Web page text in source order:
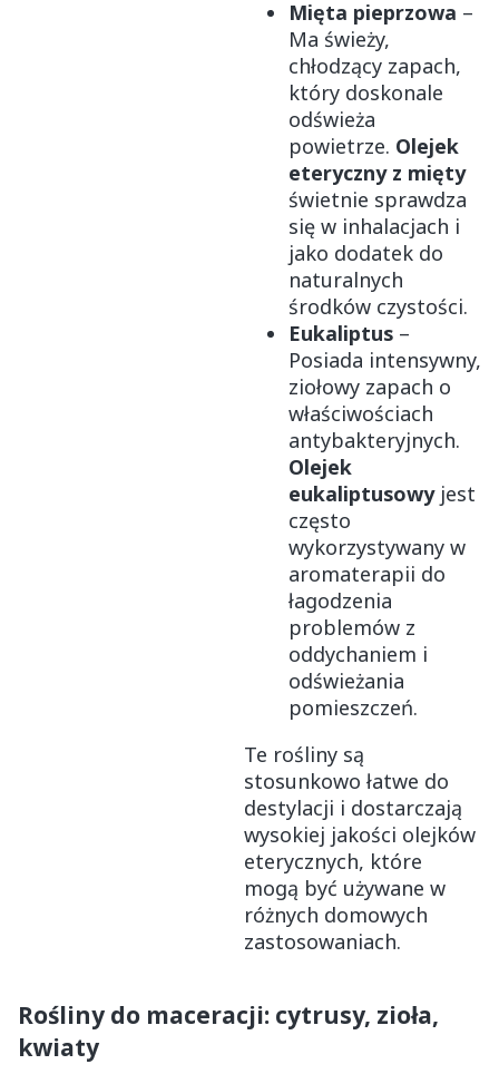
Mięta pieprzowa –
Ma świeży,
chłodzący zapach,
który doskonale
odświeża
powietrze. Olejek
eteryczny z mięty
świetnie sprawdza
się w inhalacjach i
jako dodatek do
naturalnych
środków czystości.
Eukaliptus –
Posiada intensywny,
ziołowy zapach o
właściwościach
antybakteryjnych.
Olejek
eukaliptusowyjest
często
wykorzystywany w
aromaterapii do
łagodzenia
problemów z
oddychaniem i
odświeżania
pomieszczeń.
Te rośliny są
stosunkowo łatwe do
destylacji i dostarczają
wysokiej jakości olejków
eterycznych, które
mogą być używane w
różnych domowych
zastosowaniach.
Rośliny do maceracji: cytrusy, zioła,
kwiaty